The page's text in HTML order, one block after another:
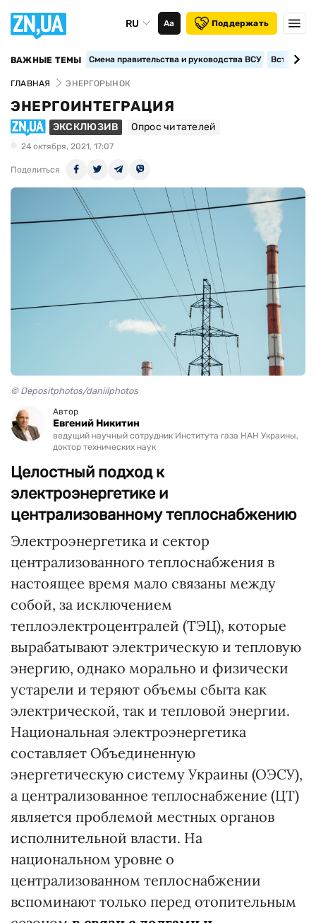
RU Аа Поддержать
ВАЖНЫЕ ТЕМЫ Смена правительства и руководства ВСУ
ГЛАВНАЯ ЭНЕРГОРЫНОК
ЭНЕРГОИНТЕГРАЦИЯ
ЭКСКЛЮЗИВ Опрос читателей
24 октября, 2021, 17:07
Поделиться
© Depositphotos/daniilphotos
Автор
Евгений Никитин
ведущий научный сотрудник Института газа НАН Украины,
доктор технических наук
Целостный подход к
электроэнергетике и
централизованному теплоснабжению
Электроэнергетика и сектор
централизованного теплоснабжения в
настоящее время мало связаны между
собой, за исключением
теплоэлектроцентралей (ТЭЦ), которые
вырабатывают электрическую и тепловую
энергию, однако морально и физически
устарели и теряют объемы сбыта как
электрической, так и тепловой энергии.
Национальная электроэнергетика
составляет Объединенную
энергетическую систему Украины (ОЭСУ),
а централизованное теплоснабжение (ЦТ)
является проблемой местных органов
исполнительной власти. На
национальном уровне о
централизованном теплоснабжении
вспоминают только перед отопительным